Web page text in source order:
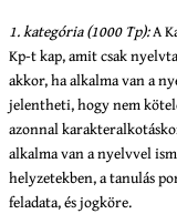
1. kategória (1000 Tp):A
Kp-t kap, amit csak
akkor, ha alkalma van a
jelentheti, hogy nem
azonnal
alkalma van a nyelvvel
helyzetekben, a tanulás
feladata, és jogköre.